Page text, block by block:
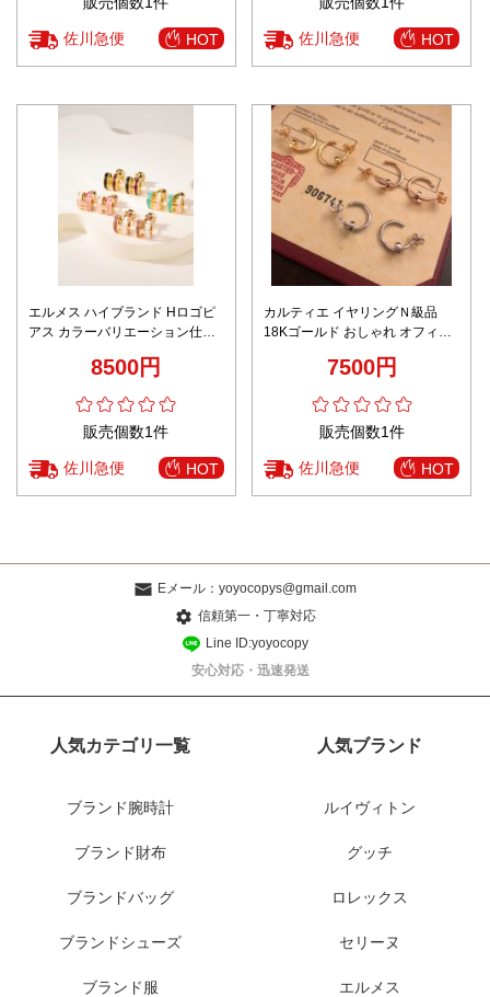
佐川急便 HOT 佐川急便 HOT
エルメス ハイブランド Hロゴピ
アス カラーバリエーション仕様
8500円
販売個数1件
佐川急便 HOT
カルティエ イヤリングＮ級品
18Kゴールド おしゃれ オフィス
7500円
販売個数1件
佐川急便 HOT
Eメール： yoyocopys@gmail.com
信頼第一・丁寧対応
Line ID:yoyocopy
安心対応・迅速発送
人気カテゴリ一覧
ブランド腕時計
ブランド財布
ブランドバッグ
ブランドシューズ
ブランド服
人気ブランド
ルイヴィトン
グッチ
ロレックス
セリーヌ
エルメス